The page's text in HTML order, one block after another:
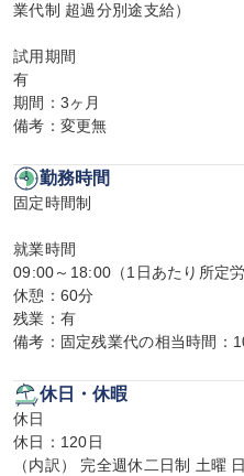
業代制 超過分別途支給）
試用期間
有
期間：3ヶ月
備考：変更無
勤務時間
固定時間制
就業時間
09:00～18:00（1日あたり所定
休憩：60分
残業：有
備考：固定残業代の相当時間：
休日・休暇
休日
休日：120日
（内訳） 完全週休二日制 土曜